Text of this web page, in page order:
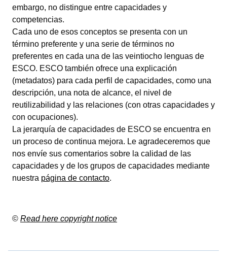
embargo, no distingue entre capacidades y
competencias.
Cada uno de esos conceptos se presenta con un
término preferente y una serie de términos no
preferentes en cada una de las veintiocho lenguas de
ESCO. ESCO también ofrece una explicación
(metadatos) para cada perfil de capacidades, como una
descripción, una nota de alcance, el nivel de
reutilizabilidad y las relaciones (con otras capacidades y
con ocupaciones).
La jerarquía de capacidades de ESCO se encuentra en
un proceso de continua mejora. Le agradeceremos que
nos envíe sus comentarios sobre la calidad de las
capacidades y de los grupos de capacidades mediante
nuestra página de contacto.
© Read here copyright notice